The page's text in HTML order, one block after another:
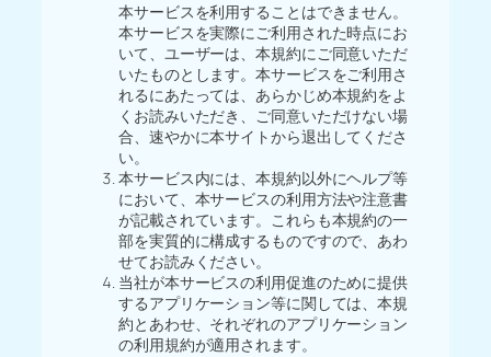
本サービスを利用することはできません。
本サービスを実際にご利用された時点にお
いて、ユーザーは、本規約にご同意いただ
いたものとします。本サービスをご利用さ
れるにあたっては、あらかじめ本規約をよ
くお読みいただき、ご同意いただけない場
合、速やかに本サイトから退出してくださ
い。
本サービス内には、本規約以外にヘルプ等
において、本サービスの利用方法や注意書
が記載されています。これらも本規約の一
部を実質的に構成するものですので、あわ
せてお読みください。
当社が本サービスの利用促進のために提供
するアプリケーション等に関しては、本規
約とあわせ、それぞれのアプリケーション
の利用規約が適用されます。